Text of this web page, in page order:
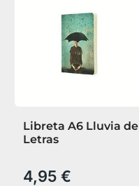
Libreta A6 Lluvia de
Letras
4,95 €